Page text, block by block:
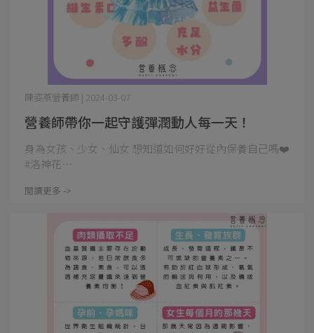
營養師帶你一起守護彈潤動人每一天！
陳姿燕營養師 | 2024-03-07
身為女孩、少女、仙女 想知道如何好好從內保養自己嗎❤️
#洛神花⋯
閱讀更多 ->